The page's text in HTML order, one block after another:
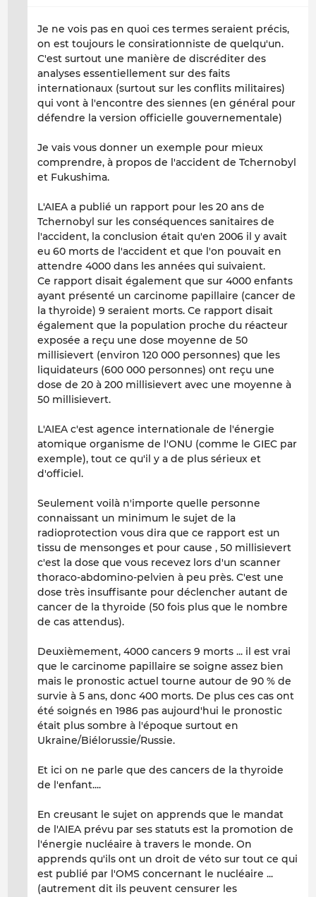
Je ne vois pas en quoi ces termes seraient précis,
on est toujours le consirationniste de quelqu'un.
C'est surtout une manière de discréditer des
analyses essentiellement sur des faits
internationaux (surtout sur les conflits militaires)
qui vont à l'encontre des siennes (en général pour
défendre la version officielle gouvernementale)
Je vais vous donner un exemple pour mieux
comprendre, à propos de l'accident de Tchernobyl
et Fukushima.
L'AIEA a publié un rapport pour les 20 ans de
Tchernobyl sur les conséquences sanitaires de
l'accident, la conclusion était qu'en 2006 il y avait
eu 60 morts de l'accident et que l'on pouvait en
attendre 4000 dans les années qui suivaient.
Ce rapport disait également que sur 4000 enfants
ayant présenté un carcinome papillaire (cancer de
la thyroide) 9 seraient morts. Ce rapport disait
également que la population proche du réacteur
exposée a reçu une dose moyenne de 50
millisievert (environ 120 000 personnes) que les
liquidateurs (600 000 personnes) ont reçu une
dose de 20 à 200 millisievert avec une moyenne à
50 millisievert.
L'AIEA c'est agence internationale de l'énergie
atomique organisme de l'ONU (comme le GIEC par
exemple), tout ce qu'il y a de plus sérieux et
d'officiel.
Seulement voilà n'importe quelle personne
connaissant un minimum le sujet de la
radioprotection vous dira que ce rapport est un
tissu de mensonges et pour cause , 50 millisievert
c'est la dose que vous recevez lors d'un scanner
thoraco-abdomino-pelvien à peu près. C'est une
dose très insuffisante pour déclencher autant de
cancer de la thyroide (50 fois plus que le nombre
de cas attendus).
Deuxièmement, 4000 cancers 9 morts ... il est vrai
que le carcinome papillaire se soigne assez bien
mais le pronostic actuel tourne autour de 90 % de
survie à 5 ans, donc 400 morts. De plus ces cas ont
été soignés en 1986 pas aujourd'hui le pronostic
était plus sombre à l'époque surtout en
Ukraine/Biélorussie/Russie.
Et ici on ne parle que des cancers de la thyroide
de l'enfant....
En creusant le sujet on apprends que le mandat
de l'AIEA prévu par ses statuts est la promotion de
l'énergie nucléaire à travers le monde. On
apprends qu'ils ont un droit de véto sur tout ce qui
est publié par l'OMS concernant le nucléaire ...
(autrement dit ils peuvent censurer les